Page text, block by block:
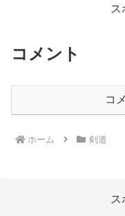
ス
コメント
コ
ホーム 剣道
ス